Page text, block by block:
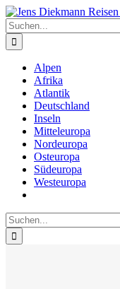
Zum
Inhalt
springen
Suche
nach:
Alpen
Afrika
Atlantik
Deutschland
Inseln
Mitteleuropa
Nordeuropa
Osteuropa
Südeuropa
Westeuropa
Suche
nach: